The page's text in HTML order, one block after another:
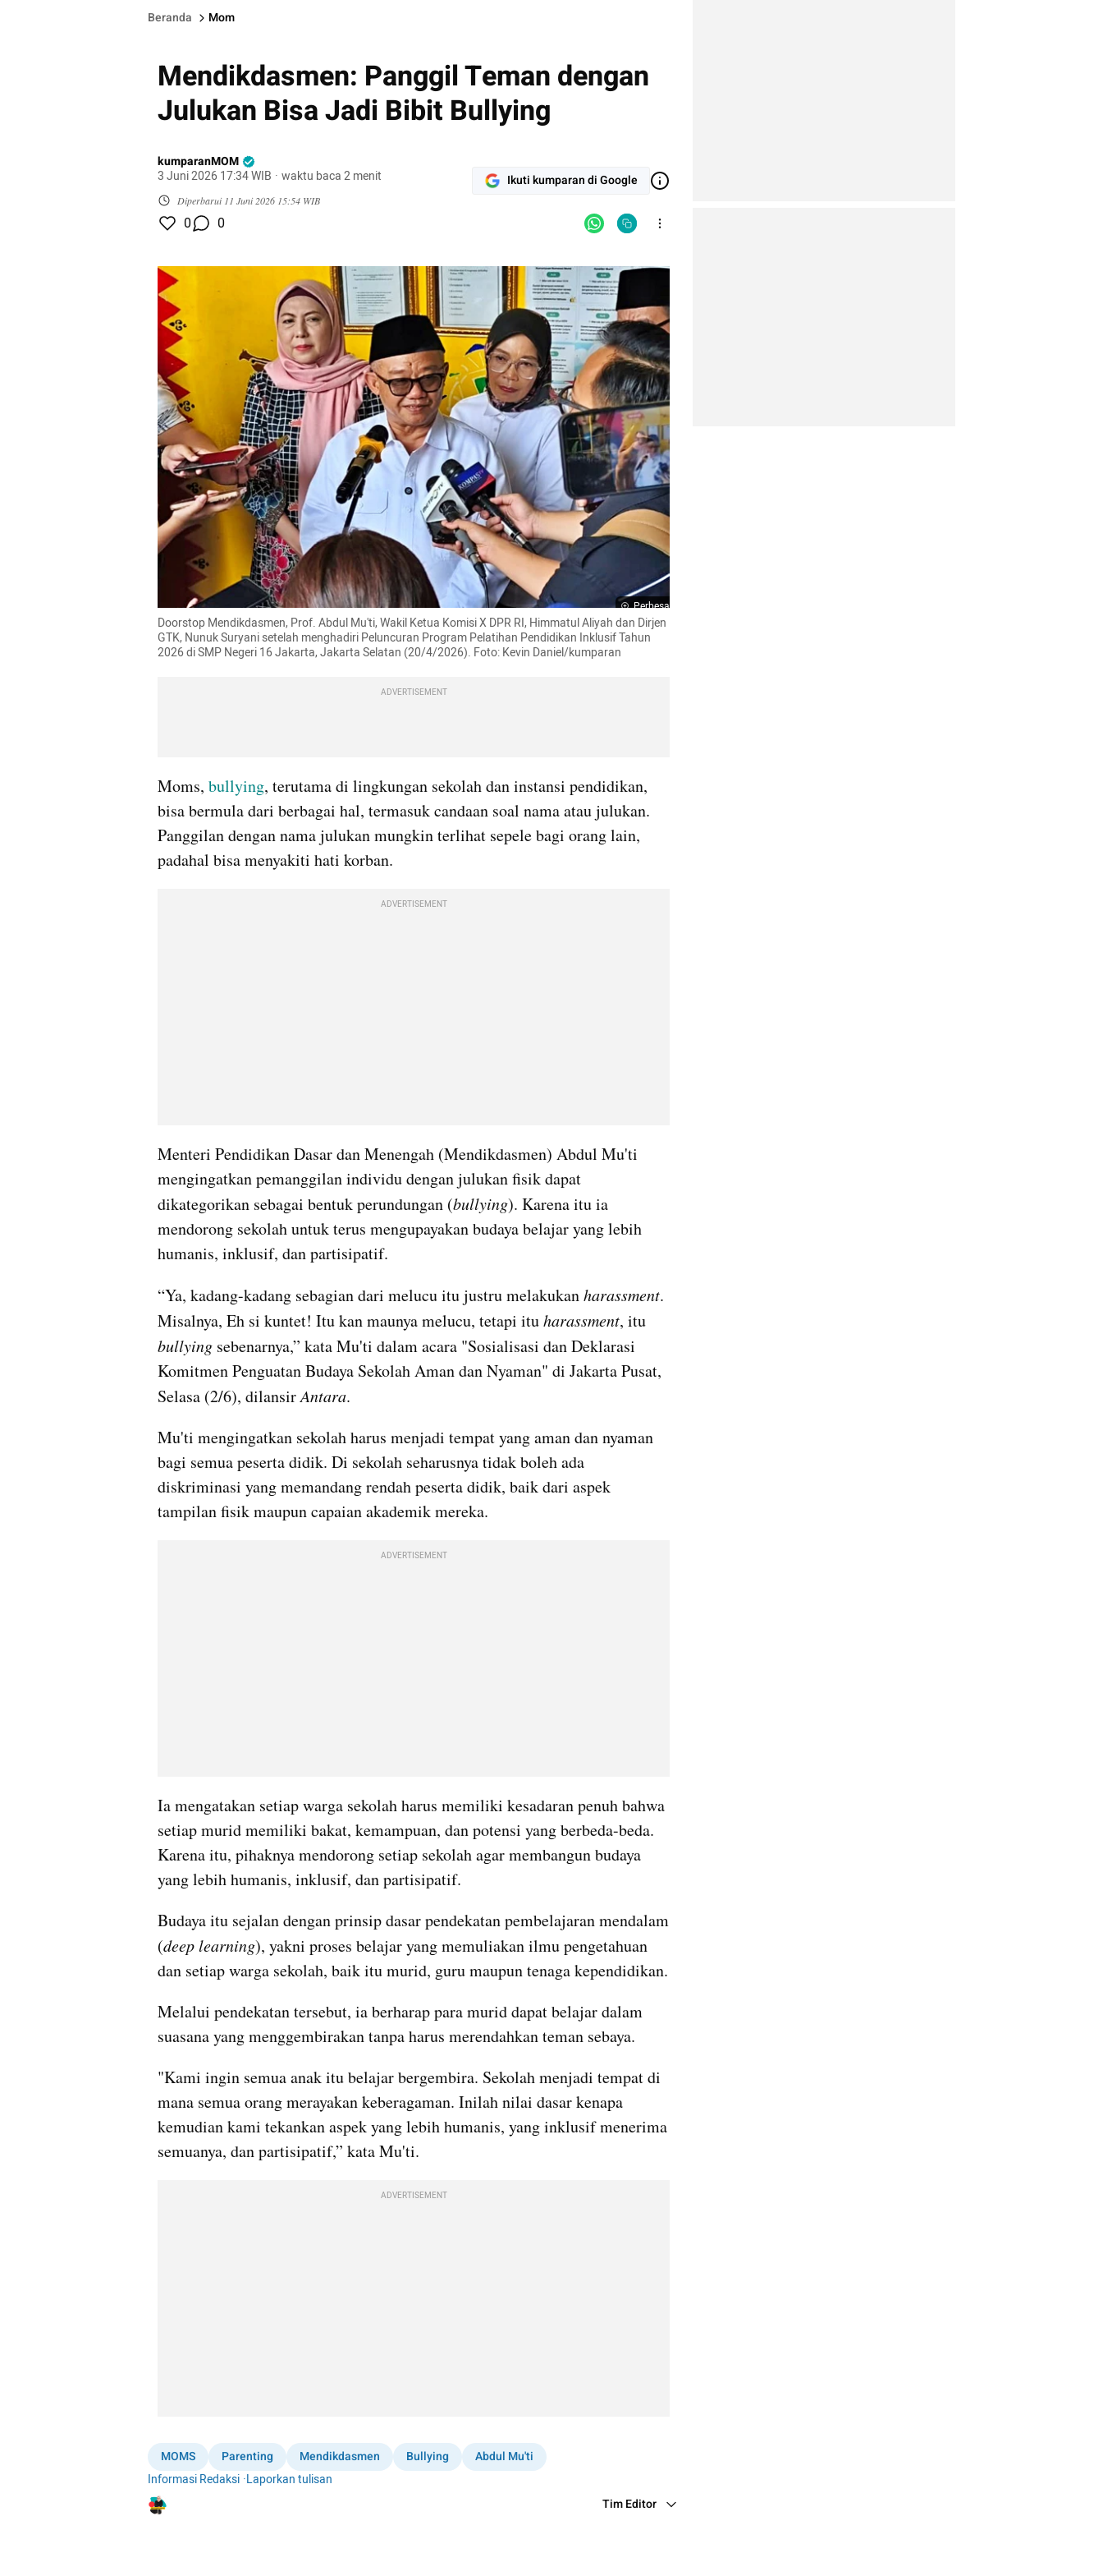
Beranda Mom
Mendikdasmen: Panggil Teman dengan
Julukan Bisa Jadi Bibit Bullying
kumparanMOM
3 Juni 2026 17:34 WIB · waktu baca 2 menit
Diperbarui 11 Juni 2026 15:54 WIB
Ikuti kumparan di Google
0 0
Perbesar
Doorstop Mendikdasmen, Prof. Abdul Mu'ti, Wakil Ketua Komisi X DPR RI, Himmatul Aliyah dan Dirjen
GTK, Nunuk Suryani setelah menghadiri Peluncuran Program Pelatihan Pendidikan Inklusif Tahun
2026 di SMP Negeri 16 Jakarta, Jakarta Selatan (20/4/2026). Foto: Kevin Daniel/kumparan
ADVERTISEMENT
Moms, bullying, terutama di lingkungan sekolah dan instansi pendidikan,
bisa bermula dari berbagai hal, termasuk candaan soal nama atau julukan.
Panggilan dengan nama julukan mungkin terlihat sepele bagi orang lain,
padahal bisa menyakiti hati korban.
ADVERTISEMENT
Menteri Pendidikan Dasar dan Menengah (Mendikdasmen) Abdul Mu'ti
mengingatkan pemanggilan individu dengan julukan fisik dapat
dikategorikan sebagai bentuk perundungan (bullying). Karena itu ia
mendorong sekolah untuk terus mengupayakan budaya belajar yang lebih
humanis, inklusif, dan partisipatif.
“Ya, kadang-kadang sebagian dari melucu itu justru melakukan harassment.
Misalnya, Eh si kuntet! Itu kan maunya melucu, tetapi itu harassment
bullying sebenarnya,” kata Mu'ti dalam acara "Sosialisasi dan Deklarasi
Komitmen Penguatan Budaya Sekolah Aman dan Nyaman" di Jakarta Pusat,
Selasa (2/6), dilansir Antara.
Mu'ti mengingatkan sekolah harus menjadi tempat yang aman dan nyaman
bagi semua peserta didik. Di sekolah seharusnya tidak boleh ada
diskriminasi yang memandang rendah peserta didik, baik dari aspek
tampilan fisik maupun capaian akademik mereka.
ADVERTISEMENT
Ia mengatakan setiap warga sekolah harus memiliki kesadaran penuh bahwa
setiap murid memiliki bakat, kemampuan, dan potensi yang berbeda-beda.
Karena itu, pihaknya mendorong setiap sekolah agar membangun budaya
yang lebih humanis, inklusif, dan partisipatif.
Budaya itu sejalan dengan prinsip dasar pendekatan pembelajaran mendalam
(deep learning), yakni proses belajar yang memuliakan ilmu pengetahuan
dan setiap warga sekolah, baik itu murid, guru maupun tenaga kependidikan.
Melalui pendekatan tersebut, ia berharap para murid dapat belajar dalam
suasana yang menggembirakan tanpa harus merendahkan teman sebaya.
"Kami ingin semua anak itu belajar bergembira. Sekolah menjadi tempat di
mana semua orang merayakan keberagaman. Inilah nilai dasar kenapa
kemudian kami tekankan aspek yang lebih humanis, yang inklusif menerima
semuanya, dan partisipatif,” kata Mu'ti.
ADVERTISEMENT
MOMS Parenting Mendikdasmen Bullying
Abdul Mu'ti
Informasi Redaksi ·Laporkan tulisan
Tim Editor